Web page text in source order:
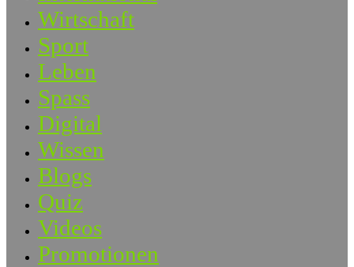
Wirtschaft
Sport
Leben
Spass
Digital
Wissen
Blogs
Quiz
Videos
Promotionen